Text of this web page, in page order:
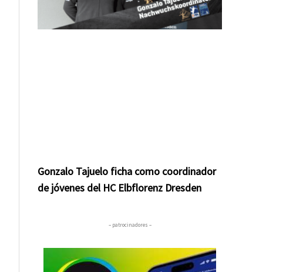
Gonzalo Tajuelo ficha como coordinador
de jóvenes del HC Elbflorenz Dresden
– patrocinadores –